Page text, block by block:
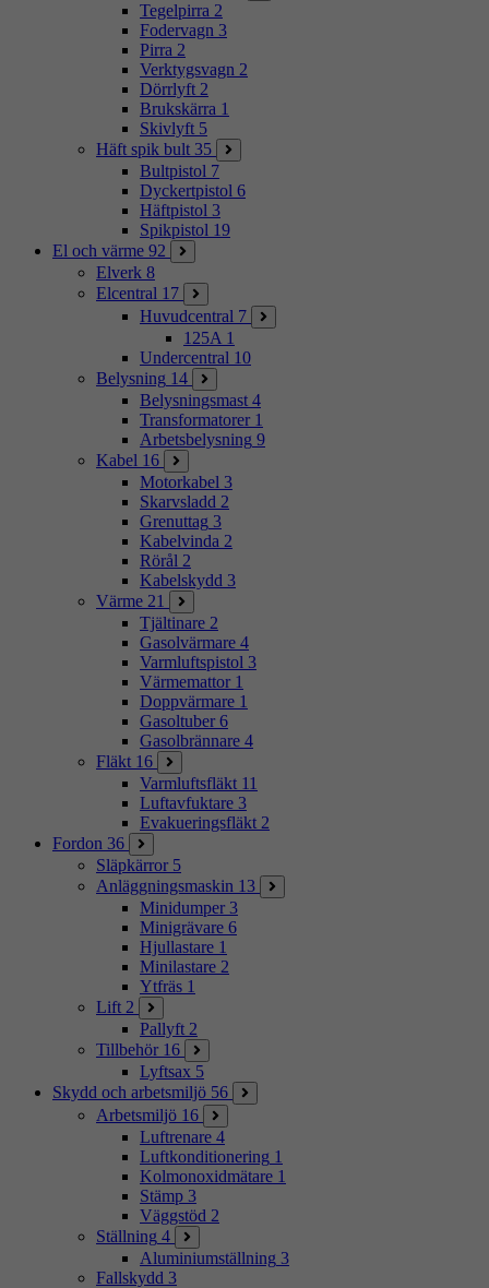
Tegelpirra 2
Fodervagn 3
Pirra 2
Verktygsvagn 2
Dörrlyft 2
Brukskärra 1
Skivlyft 5
Häft spik bult 35
Bultpistol 7
Dyckertpistol 6
Häftpistol 3
Spikpistol 19
El och värme 92
Elverk 8
Elcentral 17
Huvudcentral 7
125A 1
Undercentral 10
Belysning 14
Belysningsmast 4
Transformatorer 1
Arbetsbelysning 9
Kabel 16
Motorkabel 3
Skarvsladd 2
Grenuttag 3
Kabelvinda 2
Rörål 2
Kabelskydd 3
Värme 21
Tjältinare 2
Gasolvärmare 4
Varmluftspistol 3
Värmemattor 1
Doppvärmare 1
Gasoltuber 6
Gasolbrännare 4
Fläkt 16
Varmluftsfläkt 11
Luftavfuktare 3
Evakueringsfläkt 2
Fordon 36
Släpkärror 5
Anläggningsmaskin 13
Minidumper 3
Minigrävare 6
Hjullastare 1
Minilastare 2
Ytfräs 1
Lift 2
Pallyft 2
Tillbehör 16
Lyftsax 5
Skydd och arbetsmiljö 56
Arbetsmiljö 16
Luftrenare 4
Luftkonditionering 1
Kolmonoxidmätare 1
Stämp 3
Väggstöd 2
Ställning 4
Aluminiumställning 3
Fallskydd 3